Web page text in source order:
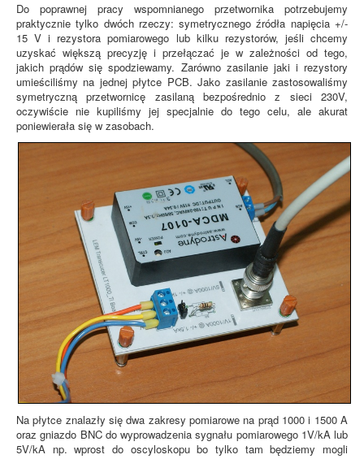
Do poprawnej pracy wspomnianego przetwornika potrzebujemy
praktycznie tylko dwóch rzeczy: symetrycznego źródła napięcia +/-
15 V i rezystora pomiarowego lub kilku rezystorów, jeśli chcemy
uzyskać większą precyzję i przełączać je w zależności od tego,
jakich prądów się spodziewamy. Zarówno zasilanie jaki i rezystory
umieściliśmy na jednej płytce PCB. Jako zasilanie zastosowaliśmy
symetryczną przetwornicę zasilaną bezpośrednio z sieci 230V,
oczywiście nie kupiliśmy jej specjalnie do tego celu, ale akurat
poniewierała się w zasobach.
Na płytce znalazły się dwa zakresy pomiarowe na prąd 1000 i 1500 A
oraz gniazdo BNC do wyprowadzenia sygnału pomiarowego 1V/kA lub
5V/kA np. wprost do oscyloskopu bo tylko tam będziemy mogli